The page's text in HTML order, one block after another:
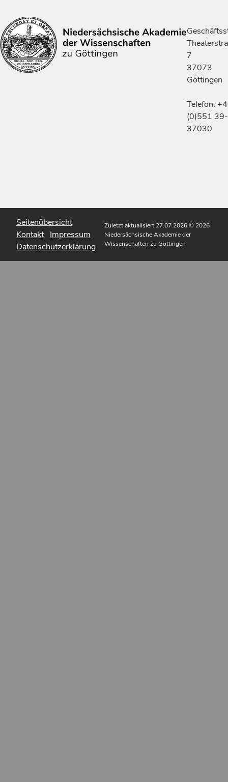
7
37073
Göttingen
Telefon:
(0)551 39-
37030
Seitenübersicht
Kontakt Impressum
Datenschutzerklärung
Zuletzt aktualisiert 27.07.2026© 2026
Niedersächsische Akademie der
Wissenschaften zu Göttingen